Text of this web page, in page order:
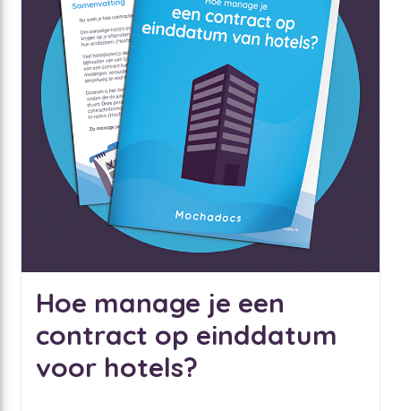
Hoe manage je een
contract op einddatum
voor hotels?